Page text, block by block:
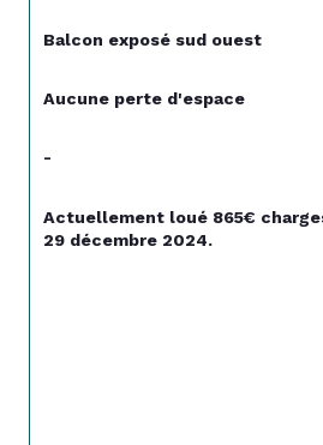
Balcon exposé sud ouest
Aucune perte d'espace
-
Actuellement loué 865€
29 décembre 2024.